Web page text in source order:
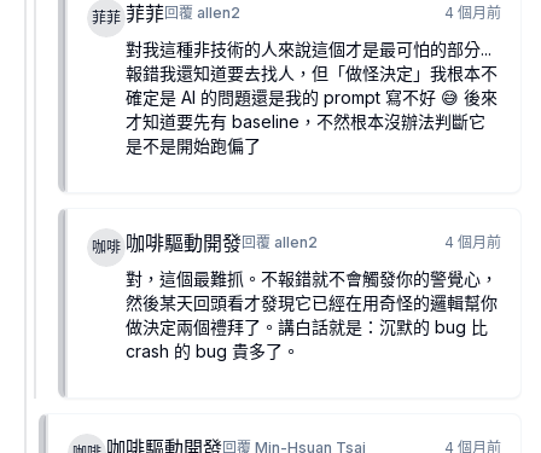
菲菲 菲菲回覆 allen2 4 個月前
對我這種非技術的人來說這個才是最可怕的部分...
報錯我還知道要去找人，但「做怪決定」我根本不
確定是 AI 的問題還是我的 prompt 寫不好 😅 後來
才知道要先有 baseline，不然根本沒辦法判斷它
是不是開始跑偏了
咖啡 咖啡驅動開發回覆 allen2 4 個月前
對，這個最難抓。不報錯就不會觸發你的警覺心，
然後某天回頭看才發現它已經在用奇怪的邏輯幫你
做決定兩個禮拜了。講白話就是：沉默的 bug 比
crash 的 bug 貴多了。
咖啡驅動開發回覆 Min-Hsuan Tsai 4 個月前